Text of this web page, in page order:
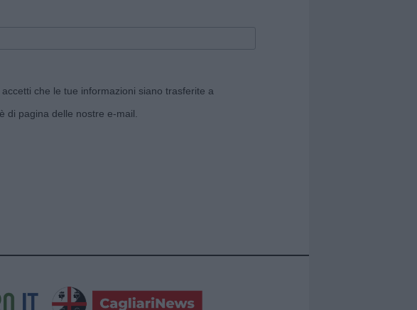
che le tue informazioni siano trasferite a
di pagina delle nostre e-mail.